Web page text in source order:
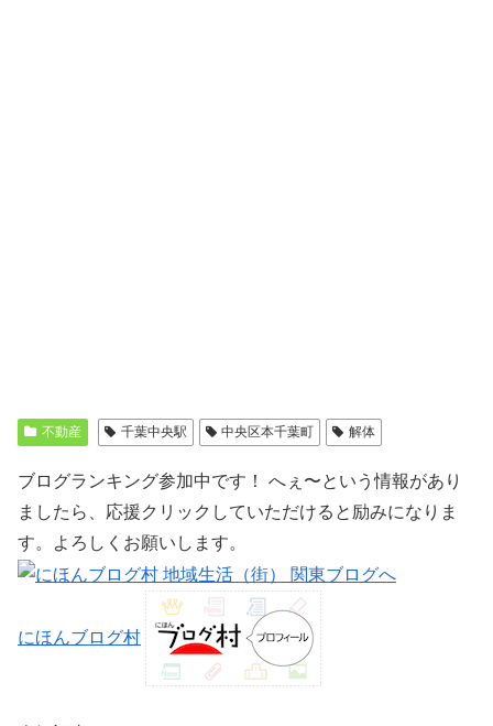
不動産 千葉中央駅 中央区本千葉町 解体
ブログランキング参加中です！ へぇ〜という情報があり
ましたら、応援クリックしていただけると励みになりま
す。よろしくお願いします。
にほんブログ村